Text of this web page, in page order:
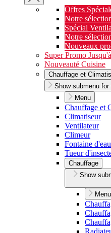
Offres
Notre
Spécial
Notre
Nouveaux
Super Promo
Nouveauté Cuisine
Chauffage et
Show submenu
Menu
Chauffage et
Climatiseur
Ventilateur
Climeur
Fontaine
Tueur
Chauffage
Show
Menu